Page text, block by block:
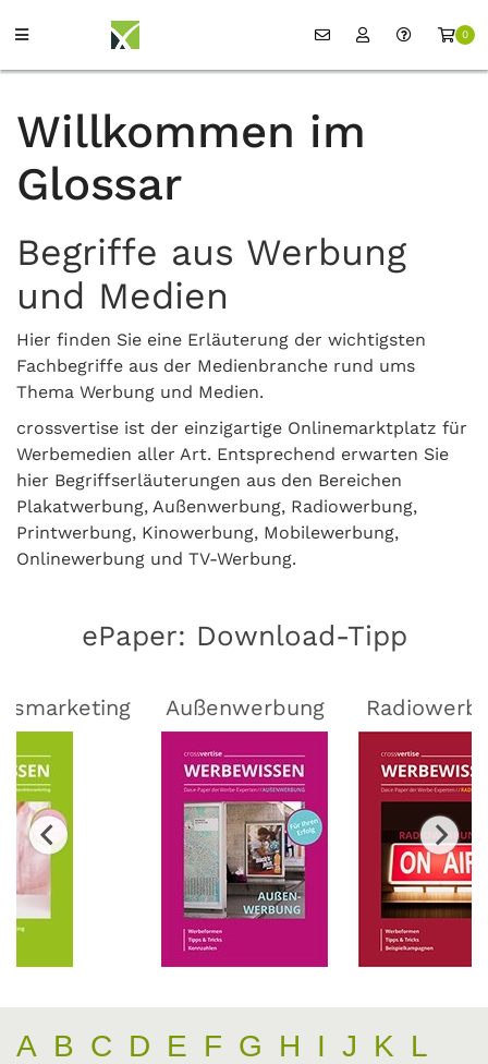
0
Willkommen im
Glossar
Begriffe aus Werbung
und Medien
Hier finden Sie eine Erläuterung der wichtigsten
Fachbegriffe aus der Medienbranche rund ums
Thema Werbung und Medien.
crossvertise ist der einzigartige Onlinemarktplatz für
Werbemedien aller Art. Entsprechend erwarten Sie
hier Begriffserläuterungen aus den Bereichen
Plakatwerbung, Außenwerbung, Radiowerbung,
Printwerbung, Kinowerbung, Mobilewerbung,
Onlinewerbung und TV-Werbung.
ePaper: Download-Tipp
Außenwerbung
A B C D E F G H I J K L